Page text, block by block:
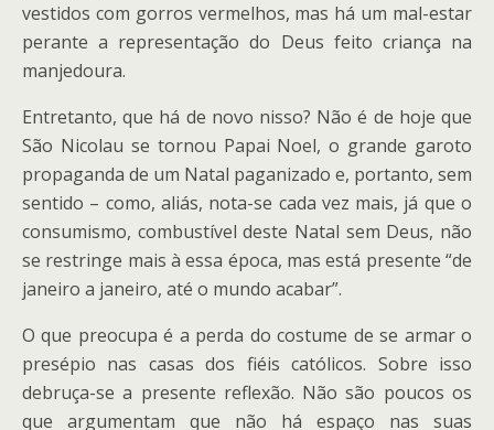
vestidos com gorros vermelhos, mas há um mal-estar
perante a representação do Deus feito criança na
manjedoura.
Entretanto, que há de novo nisso? Não é de hoje que
São Nicolau se tornou Papai Noel, o grande garoto
propaganda de um Natal paganizado e, portanto, sem
sentido – como, aliás, nota-se cada vez mais, já que o
consumismo, combustível deste Natal sem Deus, não
se restringe mais à essa época, mas está presente “de
janeiro a janeiro, até o mundo acabar”.
O que preocupa é a perda do costume de se armar o
presépio nas casas dos fiéis católicos. Sobre isso
debruça-se a presente reflexão. Não são poucos os
que argumentam que não há espaço nas suas